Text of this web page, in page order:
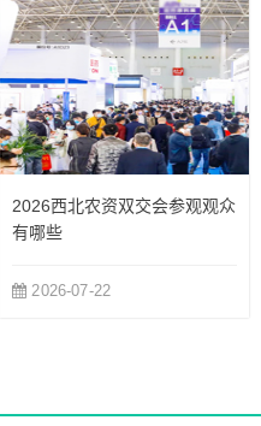
2026西北农资双交会参观观众
有哪些
2026-07-22